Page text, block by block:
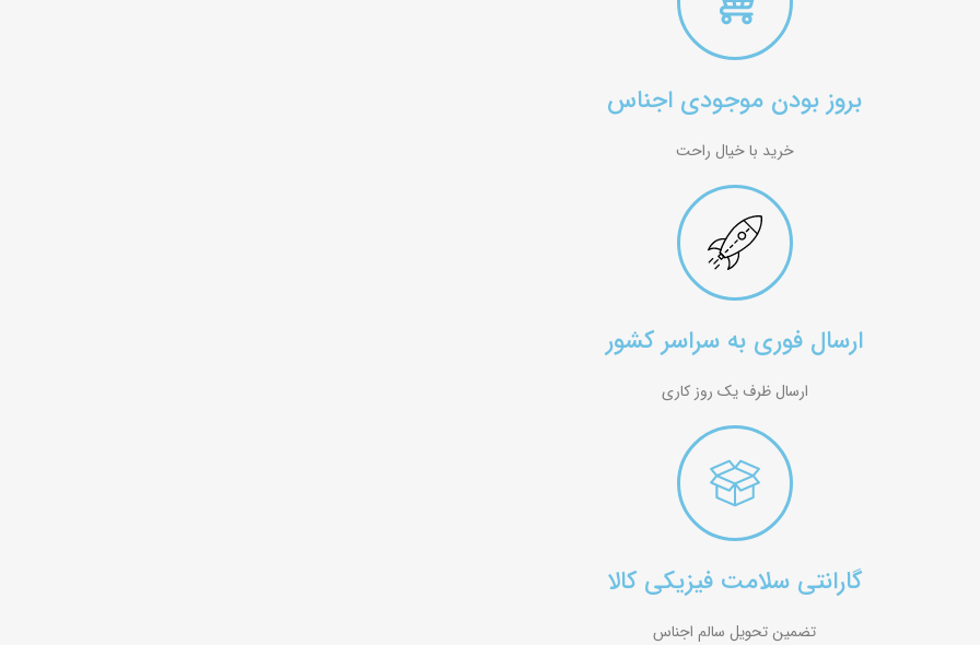
بروز بودن موجودی اجناس
خرید با خیال راحت
ارسال فوری به سراسر کشور
ارسال ظرف یک روز کاری
گارانتی سلامت فیزیکی کالا
تضمین تحویل سالم اجناس